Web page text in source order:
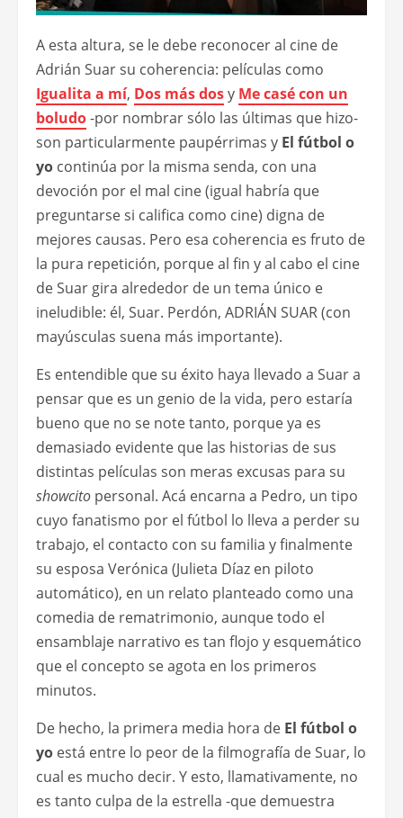
A esta altura, se le debe reconocer al cine de
Adrián Suar su coherencia: películas como
Igualita a mí, Dos más dosy Me casé con un
boludo-por nombrar sólo las últimas que hizo-
son particularmente paupérrimas y El fútbol o
yo continúa por la misma senda, con una
devoción por el mal cine (igual habría que
preguntarse si califica como cine) digna de
mejores causas. Pero esa coherencia es fruto de
la pura repetición, porque al fin y al cabo el cine
de Suar gira alrededor de un tema único e
ineludible: él, Suar. Perdón, ADRIÁN SUAR (con
mayúsculas suena más importante).
Es entendible que su éxito haya llevado a Suar a
pensar que es un genio de la vida, pero estaría
bueno que no se note tanto, porque ya es
demasiado evidente que las historias de sus
distintas películas son meras excusas para su
showcito personal. Acá encarna a Pedro, un tipo
cuyo fanatismo por el fútbol lo lleva a perder su
trabajo, el contacto con su familia y finalmente
su esposa Verónica (Julieta Díaz en piloto
automático), en un relato planteado como una
comedia de rematrimonio, aunque todo el
ensamblaje narrativo es tan flojo y esquemático
que el concepto se agota en los primeros
minutos.
De hecho, la primera media hora de El fútbol o
yo está entre lo peor de la filmografía de Suar, lo
cual es mucho decir. Y esto, llamativamente, no
es tanto culpa de la estrella -que demuestra